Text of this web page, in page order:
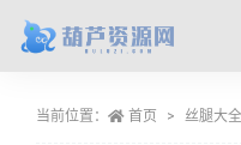
当前位置： 首页 丝腿大全